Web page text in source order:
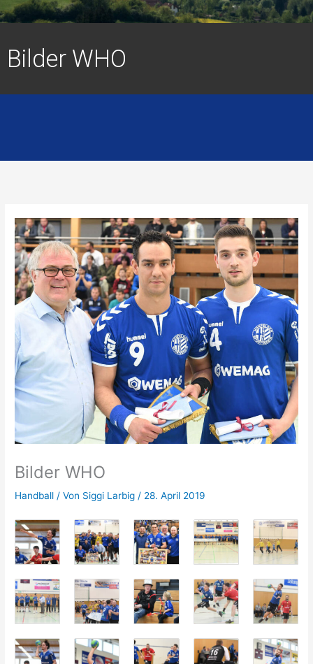
Bilder WHO
Bilder WHO
Handball / Von Siggi Larbig / 28. April 2019